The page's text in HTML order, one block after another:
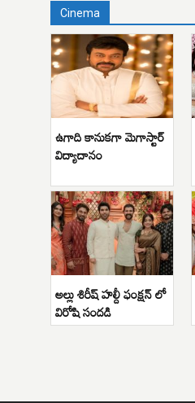
Cinema
ఉగాది కానుకగా మెగాస్టార్
విద్యాదానం
అల్లు శిరీష్ హల్దీ ఫంక్షన్ లో
విరోషి సందడి